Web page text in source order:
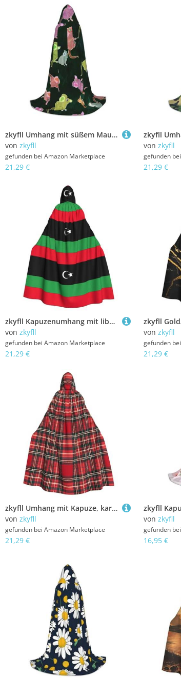
zkyfll Umhang mit süßem Maus-Druck, kleine Größe, mit Kapuze, Halloween-Kostüm, Halloween, Cosplay, Hexe, Robe Cape
von zkyfll
gefunden bei Amazon Marketplace
21,29 €
von zkyfll
gefunden bei
21,29 €
zkyfll Kapuzenumhang mit libyscher Flagge, für Damen und Herren, Erwachsene, mit Kapuze, Halloween, Cosplay-Kostüme
von zkyfll
gefunden bei Amazon Marketplace
21,29 €
von zkyfll
gefunden bei
21,29 €
zkyfll Umhang mit Kapuze, kariert, Rot und Schwarz, für Damen und Herren, Erwachsenenlänge, mit Kapuze, Halloween, Cosplay-Kostüme
von zkyfll
gefunden bei Amazon Marketplace
21,29 €
von zkyfll
gefunden bei
16,95 €